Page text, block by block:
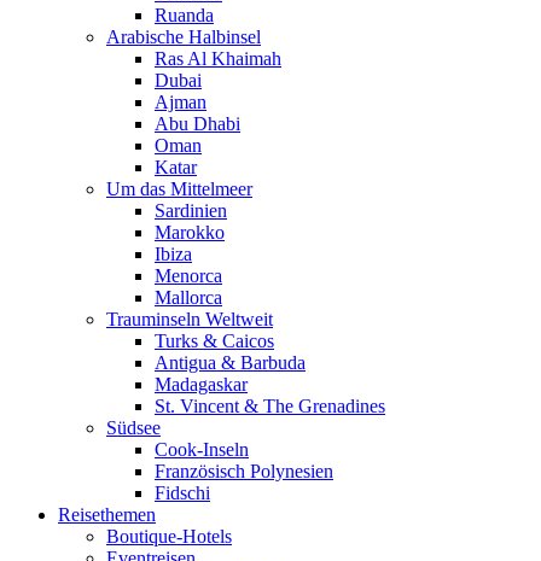
Ruanda
Arabische Halbinsel
Ras Al Khaimah
Dubai
Ajman
Abu Dhabi
Oman
Katar
Um das Mittelmeer
Sardinien
Marokko
Ibiza
Menorca
Mallorca
Trauminseln Weltweit
Turks & Caicos
Antigua & Barbuda
Madagaskar
St. Vincent & The Grenadines
Südsee
Cook-Inseln
Französisch Polynesien
Fidschi
Reisethemen
Boutique-Hotels